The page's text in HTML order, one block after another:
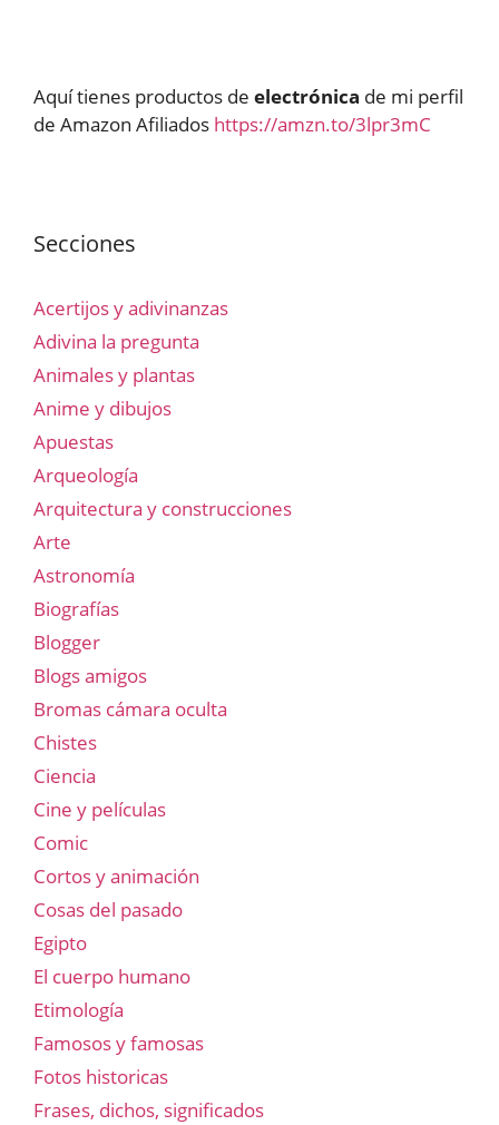
Aquí tienes productos de electrónica de mi perfil
de Amazon Afiliados https://amzn.to/3lpr3mC
Secciones
Acertijos y adivinanzas
Adivina la pregunta
Animales y plantas
Anime y dibujos
Apuestas
Arqueología
Arquitectura y construcciones
Arte
Astronomía
Biografías
Blogger
Blogs amigos
Bromas cámara oculta
Chistes
Ciencia
Cine y películas
Comic
Cortos y animación
Cosas del pasado
Egipto
El cuerpo humano
Etimología
Famosos y famosas
Fotos historicas
Frases, dichos, significados